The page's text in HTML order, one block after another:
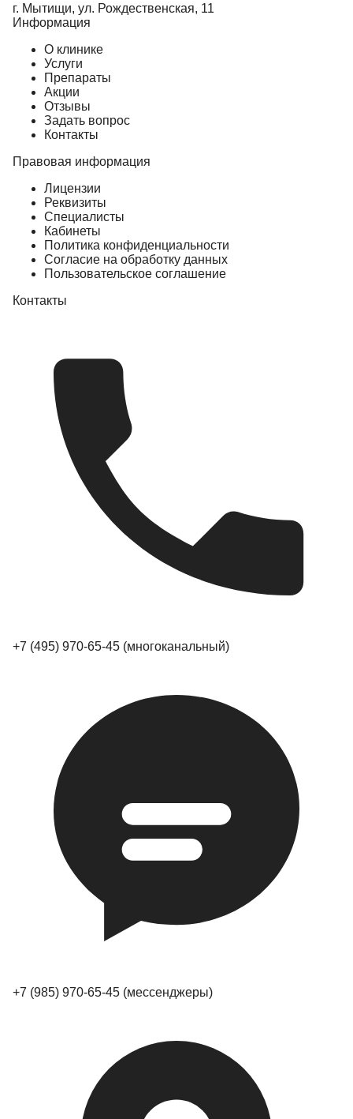
г. Мытищи, ул. Рождественская, 11
Информация
О клинике
Услуги
Препараты
Акции
Отзывы
Задать вопрос
Контакты
Правовая информация
Лицензии
Реквизиты
Специалисты
Кабинеты
Политика конфиденциальности
Согласие на обработку данных
Пользовательское соглашение
Контакты
+7 (495) 970-65-45 (многоканальный)
+7 (985) 970-65-45 (мессенджеры)